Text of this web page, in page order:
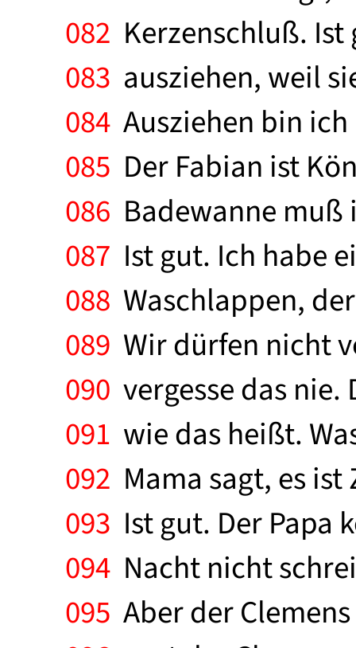
082 Kerzenschluß.
083 ausziehen, weil
084 Ausziehen bin
085 Der Fabian ist
086 Badewanne muß
087 Ist gut. Ich habe
088 Waschlappen,
089 Wir dürfen nicht
090 vergesse das
091 wie das heißt.
092 Mama sagt, es
093 Ist gut. Der Papa
094 Nacht nicht
095 Aber der